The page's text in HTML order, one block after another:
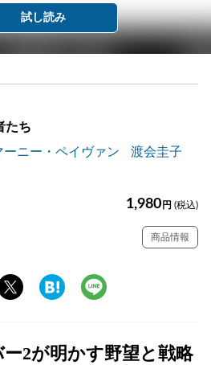
試し読み
たち
ーニー・ペイヴァン
渡会圭子
1,980 円 (税込)
商品情報
ー2が明かす野望と戦略